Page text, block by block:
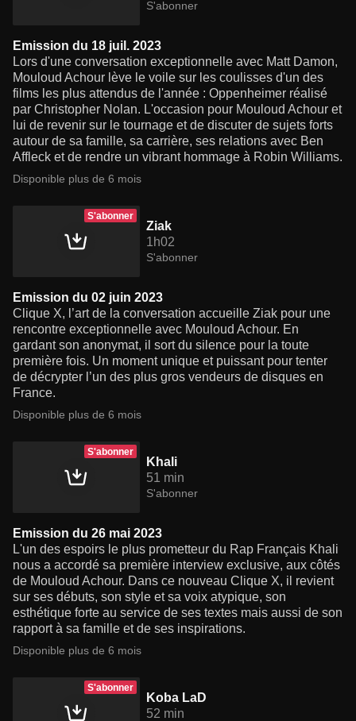
S'abonner
Emission du 18 juil. 2023
Lors d'une conversation exceptionnelle avec Matt Damon,
Mouloud Achour lève le voile sur les coulisses d'un des
films les plus attendus de l'année : Oppenheimer réalisé
par Christopher Nolan. L'occasion pour Mouloud Achour et
lui de revenir sur le tournage et de discuter de sujets forts
autour de sa famille, sa carrière, ses relations avec Ben
Affleck et de rendre un vibrant hommage à Robin Williams.
Disponible plus de 6 mois
S'abonner
Ziak
1h02
S'abonner
Emission du 02 juin 2023
Clique X, l’art de la conversation accueille Ziak pour une
rencontre exceptionnelle avec Mouloud Achour. En
gardant son anonymat, il sort du silence pour la toute
première fois. Un moment unique et puissant pour tenter
de décrypter l’un des plus gros vendeurs de disques en
France.
Disponible plus de 6 mois
S'abonner
Khali
51 min
S'abonner
Emission du 26 mai 2023
L'un des espoirs le plus prometteur du Rap Français Khali
nous a accordé sa première interview exclusive, aux côtés
de Mouloud Achour. Dans ce nouveau Clique X, il revient
sur ses débuts, son style et sa voix atypique, son
esthétique forte au service de ses textes mais aussi de son
rapport à sa famille et de ses inspirations.
Disponible plus de 6 mois
S'abonner
Koba LaD
52 min